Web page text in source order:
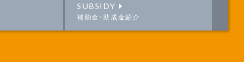
SUBSIDY
補助金･助成金紹介